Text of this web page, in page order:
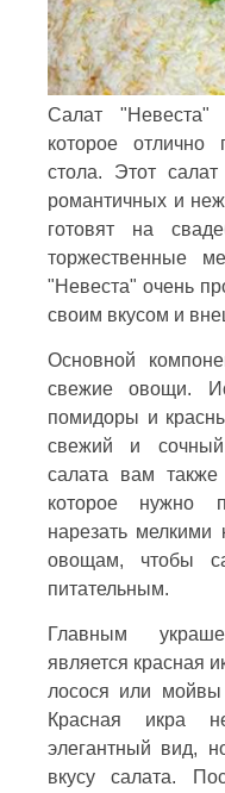
Салат
которое отлично
стола. Этот
романтичных и
готовят на
торжественные
"Невеста" очень
своим вкусом и
Основной
свежие овощи.
помидоры и
свежий и сочный
салата вам также
которое нужно
нарезать мелкими
овощам, чтобы
питательным.
Главным
является красная
лосося или
Красная икра
элегантный вид,
вкусу салата.